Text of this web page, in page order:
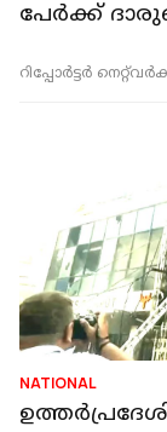
പേര്‍ക്ക്
റിപ്പോർട്ടർ
NATIONAL